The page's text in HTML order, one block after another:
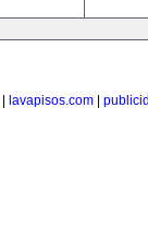
lavapisos.com